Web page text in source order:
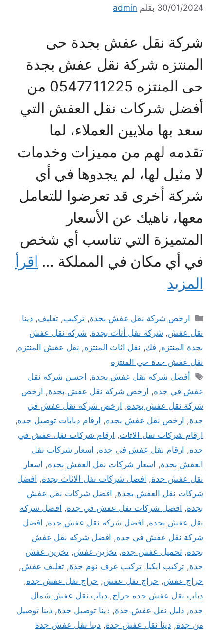
30/01/2024 بقلم admin
شركة نقل عفش بجدة حى
المنتزه شركة نقل عفش بجدة
حى المنتزه 0547711225 من
أفضل شركات نقل العفش التي
سعد بها ملايين العملاء، لما
تقدمه لهم من مميزات وخدمات
لا مثيل لها، لم يجدوها في أي
شركة أخرى قد تعرضوا للتعامل
معها، ناهيك عن الأسعار
المتميزة التي تناسب أي شخص
في أي مكان في المملكة … اقرأ
المزيد
التصنيفات
ارخص شركة نقل عفش بجدة,تركيب,تغليف, دينا
نقل عفش, شركة نقل أثاث بجدة, شركة نقل عفش
بجدة المنتزه, فك, نقل اثاث المنتزه, نقل عفش المنتزه,
نقل عفش جدة حي المنتزه
الوسوم
أفضل شركة نقل عفش بجدة, احسن شركة نقل
عفش في جده, ارخص شركة نقل عفش بجدة, ارخص
شركة نقل عفش بجده, ارخص شركة نقل عفش في
جدة, ارخص نقل عفش بجده, ارقام دبابات توصيل جده,
ارقام شركات نقل الاثاث, ارقام شركات نقل عفش في
جده, ارقام نقل عفش في جده, اسعار شركات نقل
العفش بجدة, اسعار شركات نقل العفش بجده, اسعار
نقل عفش جدة, افضل شركات نقل الاثاث بجدة, افضل
شركات نقل العفش بجدة, افضل شركات نقل عفش
بجدة, افضل شركات نقل عفش في جدة, افضل شركة
نقل عفش بجده, افضل شركة نقل عفش جدة, افضل
شركة نقل عفش في جده, افضل شركه نقل عفش
بجده, تحميل عفش جده, تخزين عفش, تخزين عفش
جدة, تركيب ايكيا, تركيب غرف نوم جدة, تغليف عفش,
حراج عفش, حراج نقل عفش, حراج نقل عفش جدة,
دباب نقل عفش جده حراج, دباب نقل عفش شمال
جده, دليل نقل عفش جدة, دينا توصيل جدة, دينا توصيل
من جدة, دينا نقل عفش جدة, دينا نقل عفش جدة